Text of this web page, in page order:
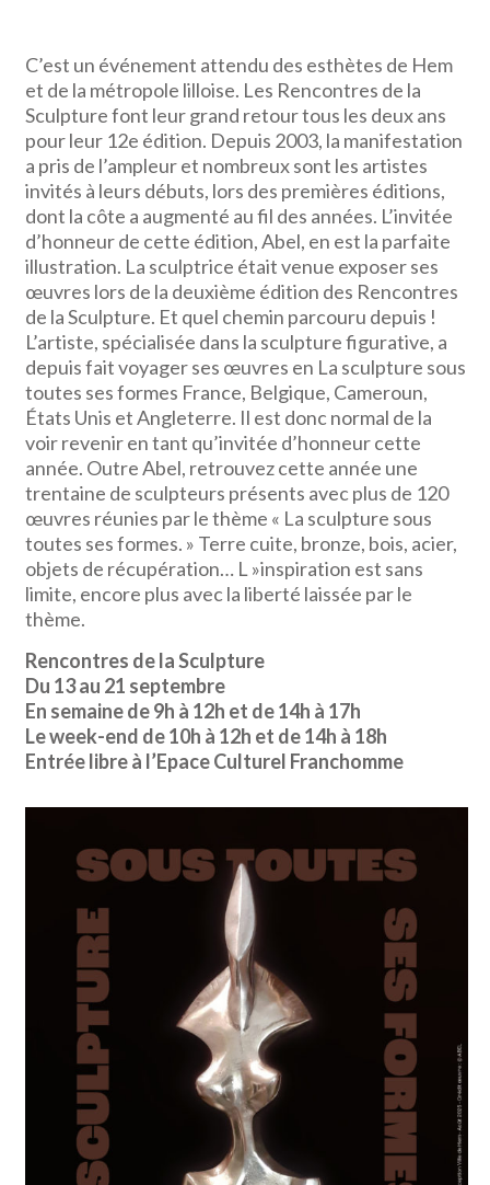
C’est un événement attendu des esthètes de Hem
et de la métropole lilloise. Les Rencontres de la
Sculpture font leur grand retour tous les deux ans
pour leur 12e édition. Depuis 2003, la manifestation
a pris de l’ampleur et nombreux sont les artistes
invités à leurs débuts, lors des premières éditions,
dont la côte a augmenté au fil des années. L’invitée
d’honneur de cette édition, Abel, en est la parfaite
illustration. La sculptrice était venue exposer ses
œuvres lors de la deuxième édition des Rencontres
de la Sculpture. Et quel chemin parcouru depuis !
L’artiste, spécialisée dans la sculpture figurative, a
depuis fait voyager ses œuvres en La sculpture sous
toutes ses formes France, Belgique, Cameroun,
États Unis et Angleterre. Il est donc normal de la
voir revenir en tant qu’invitée d’honneur cette
année. Outre Abel, retrouvez cette année une
trentaine de sculpteurs présents avec plus de 120
œuvres réunies par le thème « La sculpture sous
toutes ses formes. » Terre cuite, bronze, bois, acier,
objets de récupération… L »inspiration est sans
limite, encore plus avec la liberté laissée par le
thème.
Rencontres de la Sculpture
Du 13 au 21 septembre
En semaine de 9h à 12h et de 14h à 17h
Le week-end de 10h à 12h et de 14h à 18h
Entrée libre à l’Epace Culturel Franchomme